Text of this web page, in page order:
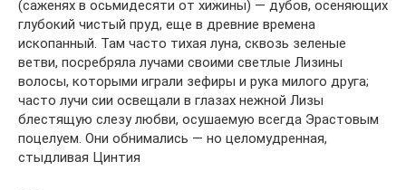
(саженях в осьмидесяти от хижины) — дубов, осеняющих
глубокий чистый пруд, еще в древние времена
ископанный. Там часто тихая луна, сквозь зеленые
ветви, посребряла лучами своими светлые Лизины
волосы, которыми играли зефиры и рука милого друга;
часто лучи сии освещали в глазах нежной Лизы
блестящую слезу любви, осушаемую всегда Эрастовым
поцелуем. Они обнимались — но целомудренная,
стыдливая Цинтия